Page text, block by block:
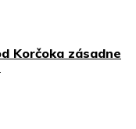
Korčoka zásadne